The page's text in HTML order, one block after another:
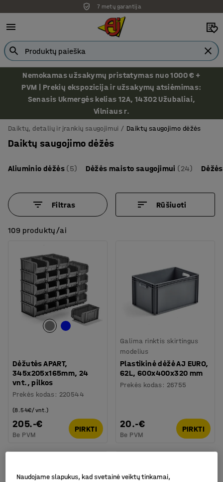
7 metų garantija
Nemokamas užsakymų pristatymas nuo 1000 € +
PVM | Prekių ekspozicija ir užsakymų atsiėmimas:
Senasis Ukmergės kelias 12A, 14302 Užubaliai,
Vilniaus r.
Daiktų, detalių ir įrankių saugojimui Daiktų saugojimo dėžės
Daiktų saugojimo dėžės
Aliuminio dėžės (5) Dėžės maisto saugojimui (24)
Filtras Rūšiuoti
109 produktų/ai
Dėžutės APART,
345x205x165mm, 24
vnt., pilkos
Prekės kodas : 220544
205.-€
(8.54€/vnt.)
Be PVM
PIRKTI
Galima rinktis skirtingus
modelius
Plastikinė dėžė AJ EURO,
62L, 600x400x320 mm
Prekės kodas : 26755
20.-€
Be PVM
PIRKTI
Naudojame slapukus, kad svetainė veiktų tinkamai,